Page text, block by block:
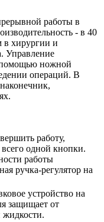
работы в
- в 40
в хирургии и
Управление
помощью ножной
операций. В
работу,
одной кнопки.
работы
ручка-регулятор на
устройство на
защищает от
жидкости.